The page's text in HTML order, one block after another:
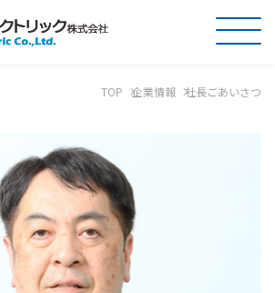
TOP 企業情報 社長ごあいさつ